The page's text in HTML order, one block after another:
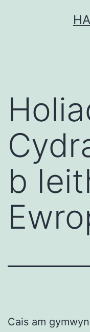
b
Cais am